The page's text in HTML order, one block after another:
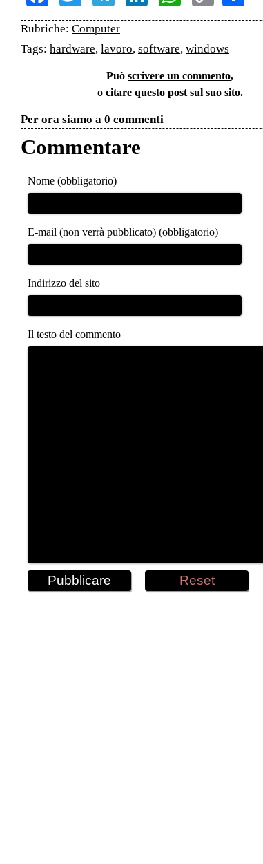
Link
Rubriche: Computer
Tags: hardware, lavoro, software, windows
Può scrivere un commento,
o citare questo postsul suo sito.
Per ora siamo a 0 commenti
Commentare
Nome (obbligatorio)
E-mail (non verrà pubblicato) (obbligatorio)
Indirizzo del sito
Il testo del commento